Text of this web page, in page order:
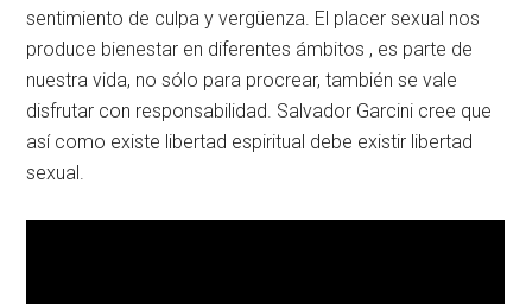
sentimiento de culpa y vergüenza. El placer sexual nos
produce bienestar en diferentes ámbitos , es parte de
nuestra vida, no sólo para procrear, también se vale
disfrutar con responsabilidad. Salvador Garcini cree que
así como existe libertad espiritual debe existir libertad
sexual.